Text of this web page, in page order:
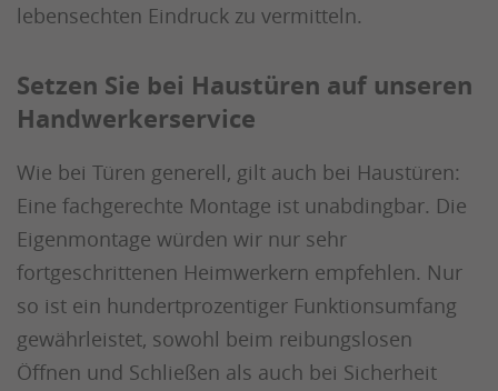
lebensechten Eindruck zu vermitteln.
Setzen Sie bei Haustüren auf unseren
Handwerkerservice
Wie bei Türen generell, gilt auch bei Haustüren:
Eine fachgerechte Montage ist unabdingbar. Die
Eigenmontage würden wir nur sehr
fortgeschrittenen Heimwerkern empfehlen. Nur
so ist ein hundertprozentiger Funktionsumfang
gewährleistet, sowohl beim reibungslosen
Öffnen und Schließen als auch bei Sicherheit